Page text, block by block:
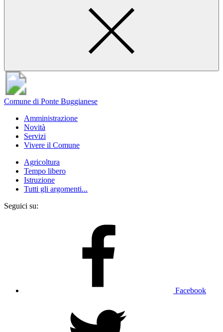
Comune di Ponte Buggianese
Amministrazione
Novità
Servizi
Vivere il Comune
Agricoltura
Tempo libero
Istruzione
Tutti gli argomenti...
Seguici su:
Facebook